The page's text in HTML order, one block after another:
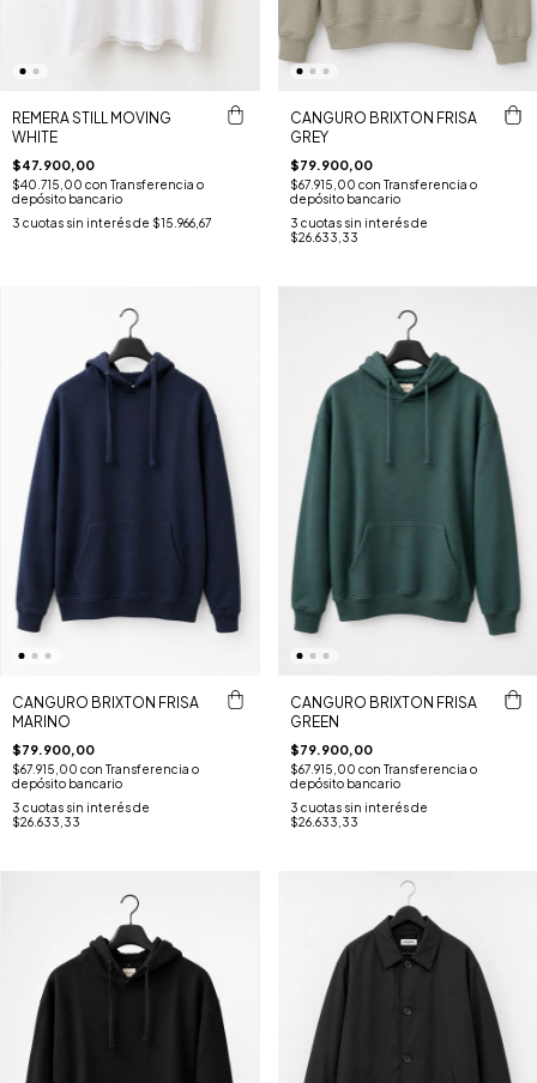
REMERA STILL MOVING
WHITE
$47.900,00
$40.715,00 con Transferencia o
depósito bancario
3 cuotas sin interés de $15.966,67
CANGURO BRIXTON FRISA
GREY
$79.900,00
$67.915,00 con Transferencia o
depósito bancario
3 cuotas sin interés de
$26.633,33
CANGURO BRIXTON FRISA
MARINO
$79.900,00
$67.915,00 con Transferencia o
depósito bancario
3 cuotas sin interés de
$26.633,33
CANGURO BRIXTON FRISA
GREEN
$79.900,00
$67.915,00 con Transferencia o
depósito bancario
3 cuotas sin interés de
$26.633,33